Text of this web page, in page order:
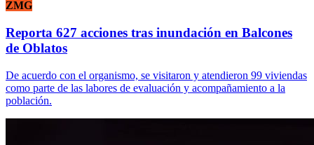
ZMG
Reporta 627 acciones tras inundación en Balcones
de Oblatos
De acuerdo con el organismo, se visitaron y atendieron 99 viviendas
como parte de las labores de evaluación y acompañamiento a la
población.